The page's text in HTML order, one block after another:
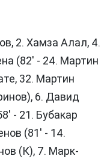
2. Хамза Алaл, 4.
(82' - 24. Мартин
32. Мартин
6. Давид
- 21. Бубакар
(81' - 14.
(К), 7. Марк-